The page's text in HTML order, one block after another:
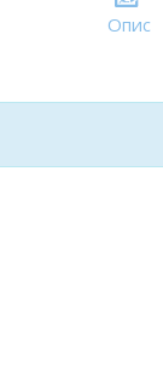
Опис